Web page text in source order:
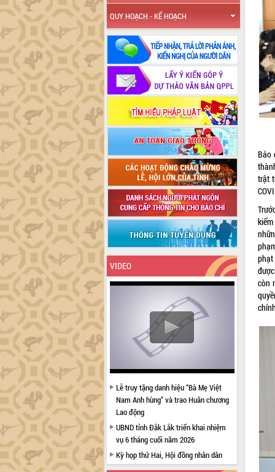
QUY HOẠCH - KẾ HOẠCH
VIDEO
Lễ truy tặng danh hiệu “Bà Mẹ Việt
Nam Anh hùng” và trao Huân chương
Lao động
UBND tỉnh Đắk Lắk triển khai nhiệm
vụ 6 tháng cuối năm 2026
Kỳ họp thứ Hai, Hội đồng nhân dân
tỉnh khóa XI quyết nghị nhiều nội dung
Báo
trật
phạt
còn